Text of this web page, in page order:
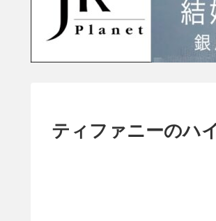
ティファニーのハ